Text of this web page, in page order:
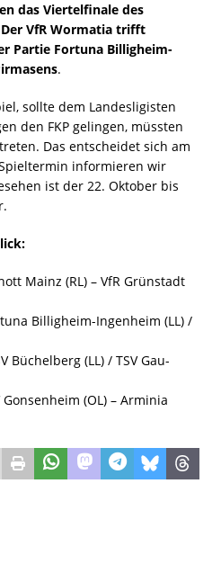
das Viertelfinale des
VfR Wormatia trifft
Partie Fortuna Billigheim-
.
sollte dem Landesligisten
den FKP gelingen, müssten
Das entscheidet sich am
informieren wir
ist der 22. Oktober bis
Mainz (RL) – VfR Grünstadt
Billigheim-Ingenheim (LL) /
Büchelberg (LL) / TSV Gau-
(OL) – Arminia